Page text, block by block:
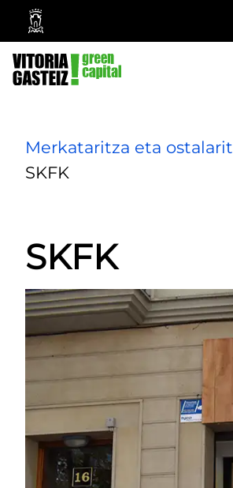
Vitoria-
Gasteizko
Udala
Merkataritza eta
SKFK
SKFK